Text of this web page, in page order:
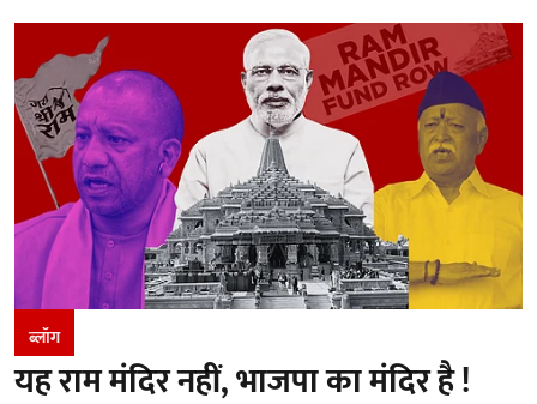
ब्लॉग
यह राम मंदिर नहीं, भाजपा का मंदिर है !